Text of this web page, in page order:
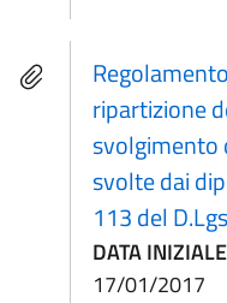
ripartizione
svolgimento
svolte dai
113 del
DATA
17/01/2017